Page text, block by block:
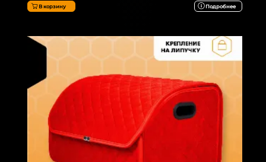
В корзину Подробнее